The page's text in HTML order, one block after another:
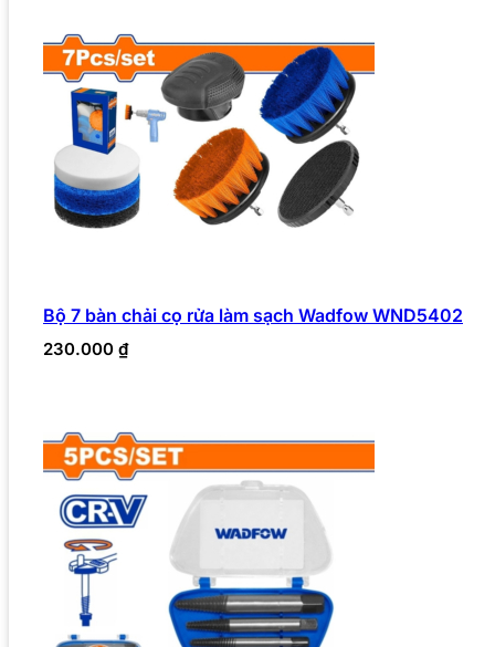
Bộ 7 bàn chải cọ rửa làm sạch Wadfow WND5402
230.000 ₫